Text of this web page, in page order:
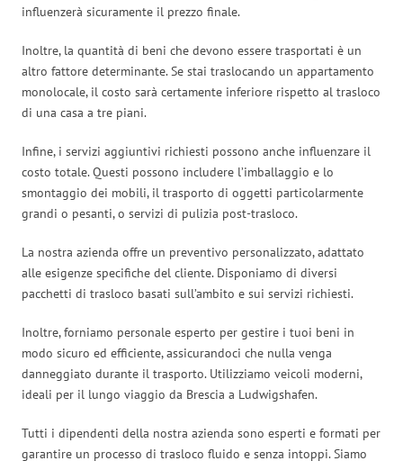
influenzerà sicuramente il prezzo finale.
Inoltre, la quantità di beni che devono essere trasportati è un
altro fattore determinante. Se stai traslocando un appartamento
monolocale, il costo sarà certamente inferiore rispetto al trasloco
di una casa a tre piani.
Infine, i servizi aggiuntivi richiesti possono anche influenzare il
costo totale. Questi possono includere l’imballaggio e lo
smontaggio dei mobili, il trasporto di oggetti particolarmente
grandi o pesanti, o servizi di pulizia post-trasloco.
La nostra azienda offre un preventivo personalizzato, adattato
alle esigenze specifiche del cliente. Disponiamo di diversi
pacchetti di trasloco basati sull’ambito e sui servizi richiesti.
Inoltre, forniamo personale esperto per gestire i tuoi beni in
modo sicuro ed efficiente, assicurandoci che nulla venga
danneggiato durante il trasporto. Utilizziamo veicoli moderni,
ideali per il lungo viaggio da Brescia a Ludwigshafen.
Tutti i dipendenti della nostra azienda sono esperti e formati per
garantire un processo di trasloco fluido e senza intoppi. Siamo